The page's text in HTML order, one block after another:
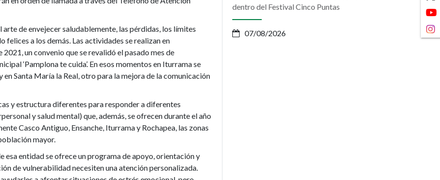
de envejecer saludablemente, las pérdidas, los límites
felices a los demás. Las actividades se realizan en
un convenio que se revalidó el pasado mes de
‘Pamplona te cuida’. En esos momentos en Iturrama se
Santa María la Real, otro para la mejora de la comunicación
y estructura diferentes para responder a diferentes
y salud mental) que, además, se ofrecen durante el año
Casco Antiguo, Ensanche, Iturrama y Rochapea, las zonas
mayor.
esa entidad se ofrece un programa de apoyo, orientación y
de vulnerabilidad necesiten una atención personalizada.
dentro del Festival Cinco Puntas
07/08/2026